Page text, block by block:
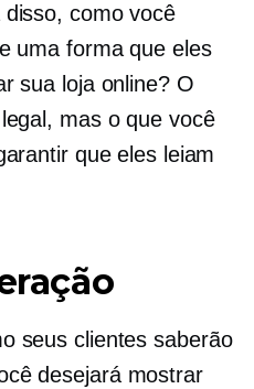
como você
uma forma que eles
sua loja online? O
mas o que você
que eles leiam
seus clientes saberão
desejará mostrar